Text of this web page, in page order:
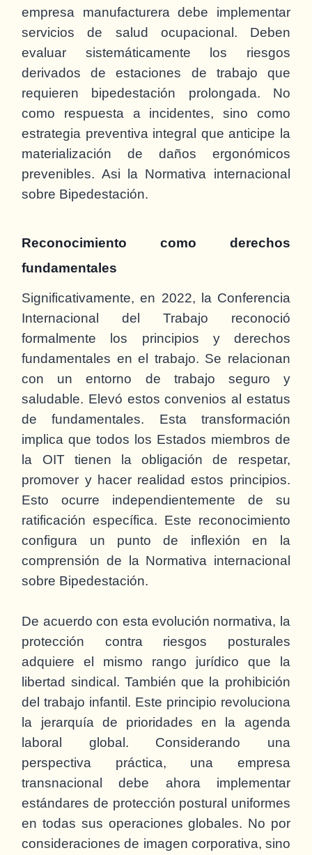
empresa manufacturera debe implementar
servicios de salud ocupacional. Deben
evaluar sistemáticamente los riesgos
derivados de estaciones de trabajo que
requieren bipedestación prolongada. No
como respuesta a incidentes, sino como
estrategia preventiva integral que anticipe la
materialización de daños ergonómicos
prevenibles. Asi la Normativa internacional
sobre Bipedestación.
Reconocimiento como derechos
fundamentales
Significativamente, en 2022, la Conferencia
Internacional del Trabajo reconoció
formalmente los principios y derechos
fundamentales en el trabajo. Se relacionan
con un entorno de trabajo seguro y
saludable. Elevó estos convenios al estatus
de fundamentales. Esta transformación
implica que todos los Estados miembros de
la OIT tienen la obligación de respetar,
promover y hacer realidad estos principios.
Esto ocurre independientemente de su
ratificación específica. Este reconocimiento
configura un punto de inflexión en la
comprensión de la Normativa internacional
sobre Bipedestación.
De acuerdo con esta evolución normativa, la
protección contra riesgos posturales
adquiere el mismo rango jurídico que la
libertad sindical. También que la prohibición
del trabajo infantil. Este principio revoluciona
la jerarquía de prioridades en la agenda
laboral global. Considerando una
perspectiva práctica, una empresa
transnacional debe ahora implementar
estándares de protección postural uniformes
en todas sus operaciones globales. No por
consideraciones de imagen corporativa, sino